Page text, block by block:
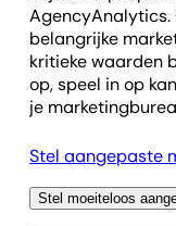
AgencyAnalytics.
belangrijke
kritieke waarden
op, speel in op
je
Stel aangepaste
Stel moeiteloos